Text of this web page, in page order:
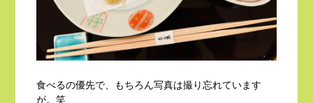
食べるの優先で、もちろん写真は撮り忘れています
が。笑